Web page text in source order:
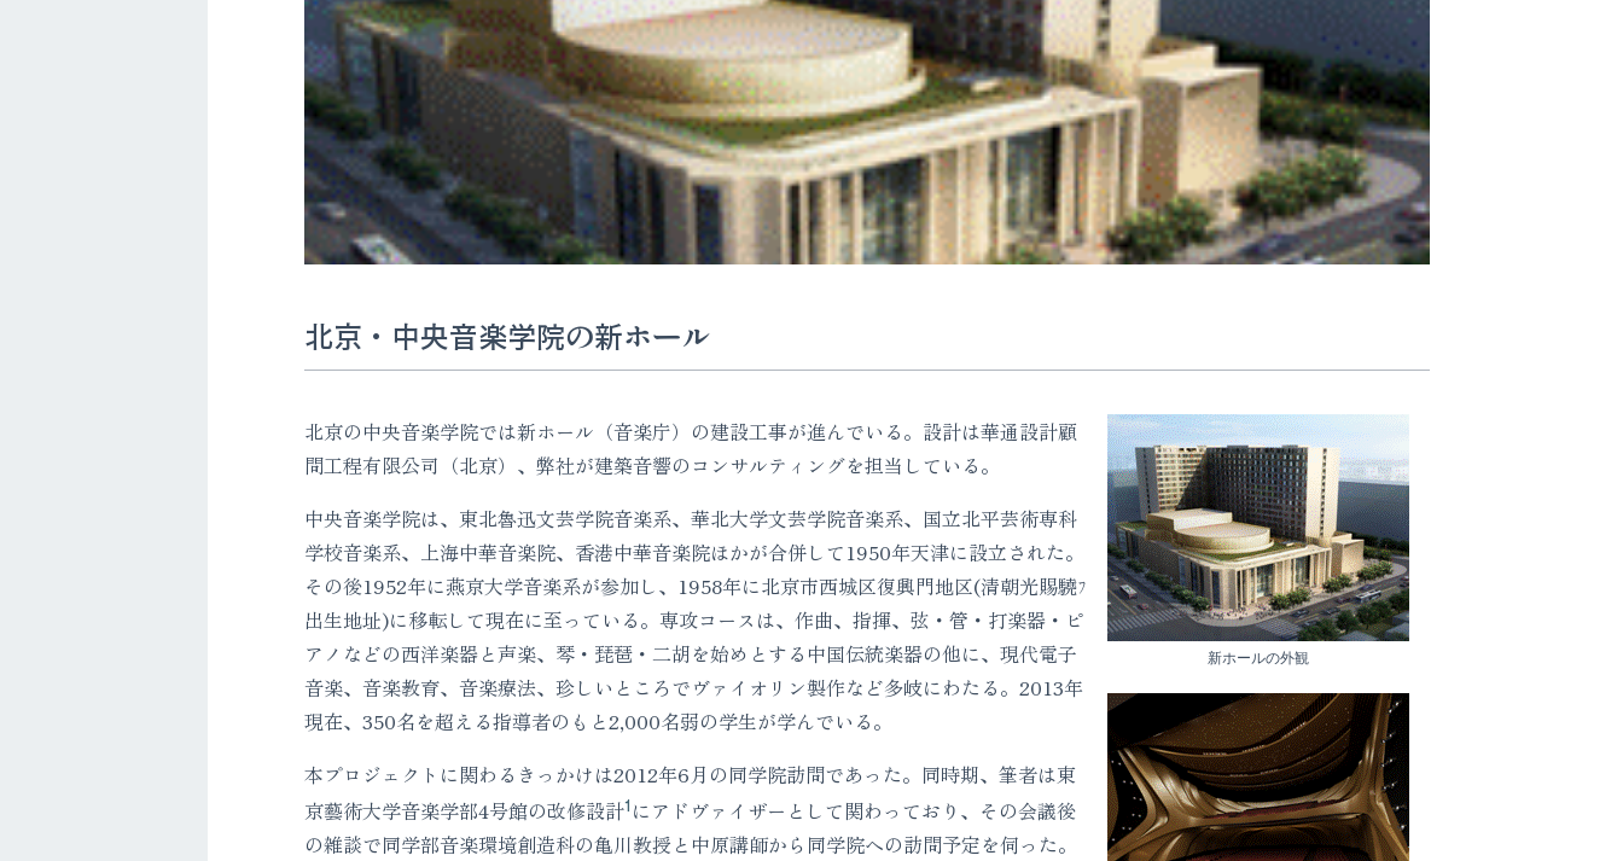
北京・中央音楽学院の新ホール
北京の中央音楽学院では新ホール（音楽庁）の建設工事が進んでいる。設計は華通設計顧
問工程有限公司（北京）、弊社が建築音響のコンサルティングを担当している。
中央音楽学院は、東北魯迅文芸学院音楽系、華北大学文芸学院音楽系、国立北平芸術専科
学校音楽系、上海中華音楽院、香港中華音楽院ほかが合併して1950年天津に設立された。
その後1952年に燕京大学音楽系が参加し、1958年に北京市西城区復興門地区(清朝光賜驍ﾌ
出生地址)に移転して現在に至っている。専攻コースは、作曲、指揮、弦・管・打楽器・ピ
アノなどの西洋楽器と声楽、琴・琵琶・二胡を始めとする中国伝統楽器の他に、現代電子
音楽、音楽教育、音楽療法、珍しいところでヴァイオリン製作など多岐にわたる。2013年
現在、350名を超える指導者のもと2,000名弱の学生が学んでいる。
本プロジェクトに関わるきっかけは2012年6月の同学院訪問であった。同時期、筆者は東
京藝術大学音楽学部4号館の改修設計1 にアドヴァイザーとして関わっており、その会議後
の雑談で同学部音楽環境創造科の亀川教授と中原講師から同学院への訪問予定を伺った。
新ホールの外観